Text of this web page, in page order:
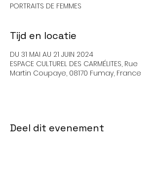
PORTRAITS DE FEMMES
Tijd en locatie
DU 31 MAI AU 21 JUIN 2024
ESPACE CULTUREL DES CARMÉLITES, Rue
Martin Coupaye, 08170 Fumay, France
Deel dit evenement